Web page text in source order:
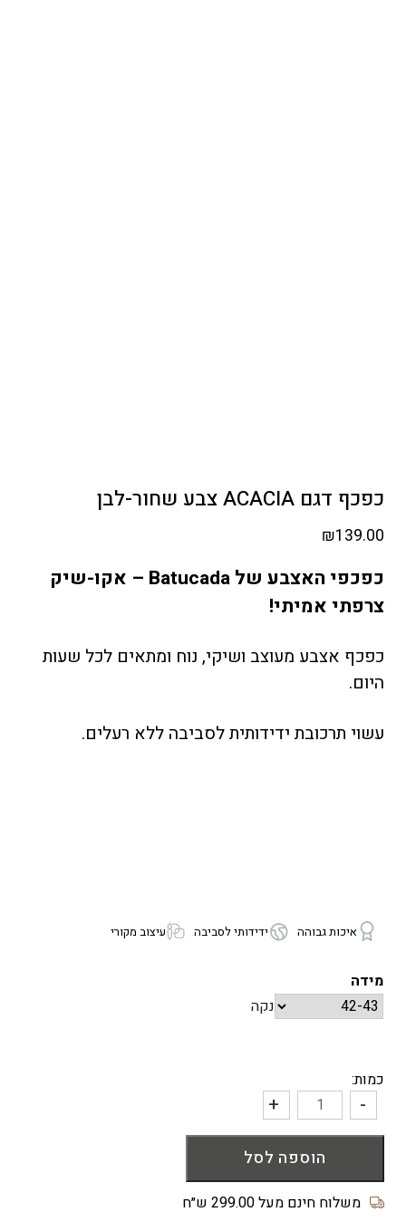
כפכף דגם ACACIA צבע שחור-לבן
₪139.00
כפכפי האצבע של Batucada – אקו-שיק
צרפתי אמיתי!
כפכף אצבע מעוצב ושיקי, נוח ומתאים לכל שעות
היום.
עשוי תרכובת ידידותית לסביבה ללא רעלים.
איכות גבוהה ידידותי לסביבה עיצוב מקורי
מידה
נקה
כמות:
כמות
של
דגם
ACACIA
-
+
הוספה לסל
משלוח חינם מעל 299.00 ש״ח